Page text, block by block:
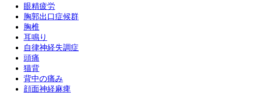
眼精疲労
胸郭出口症候群
胸椎
耳鳴り
自律神経失調症
頭痛
猫背
背中の痛み
顔面神経麻痺